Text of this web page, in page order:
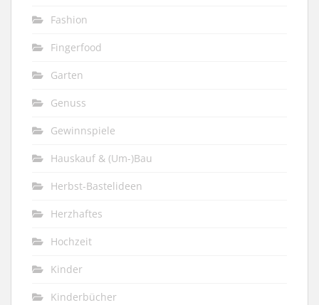
Fashion
Fingerfood
Garten
Genuss
Gewinnspiele
Hauskauf & (Um-)Bau
Herbst-Bastelideen
Herzhaftes
Hochzeit
Kinder
Kinderbücher